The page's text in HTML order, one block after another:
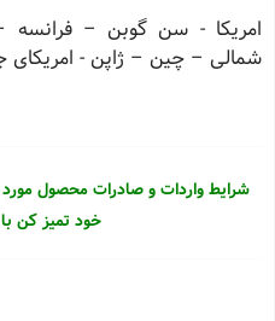
امریكا - سن گوبن – فرانسه
شمالی – چین – ژاپن - امریكای
شرایط واردات و صادرات محصول
خود تمیز کن با